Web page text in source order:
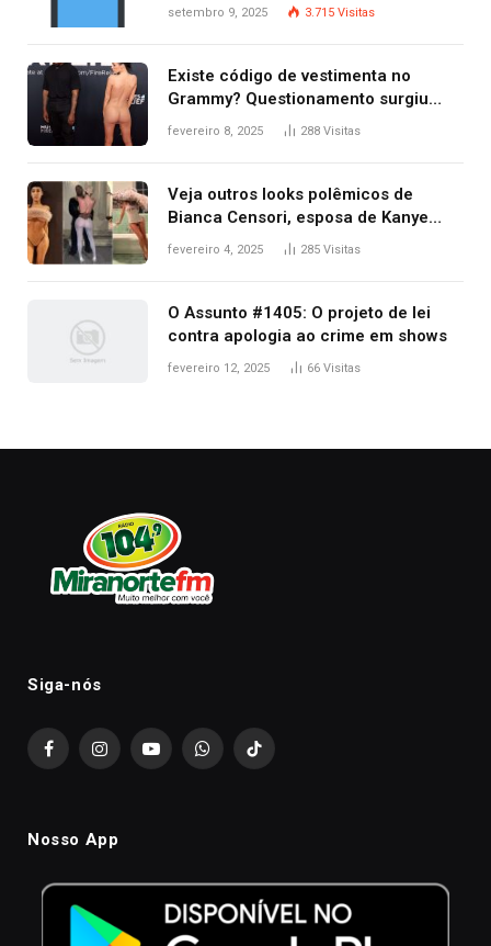
setembro 9, 2025 3.715 Visitas
Existe código de vestimenta no
Grammy? Questionamento surgiu
após Bianca Censori, mulher de
fevereiro 8, 2025 288 Visitas
Veja outros looks polêmicos de
Bianca Censori, esposa de Kanye
West que apareceu nua no Grammy
fevereiro 4, 2025 285 Visitas
O Assunto #1405: O projeto de lei
contra apologia ao crime em shows
fevereiro 12, 2025 66 Visitas
Siga-nós
FacebookInstagramYouTubeWhatsAppTikTok
Nosso App